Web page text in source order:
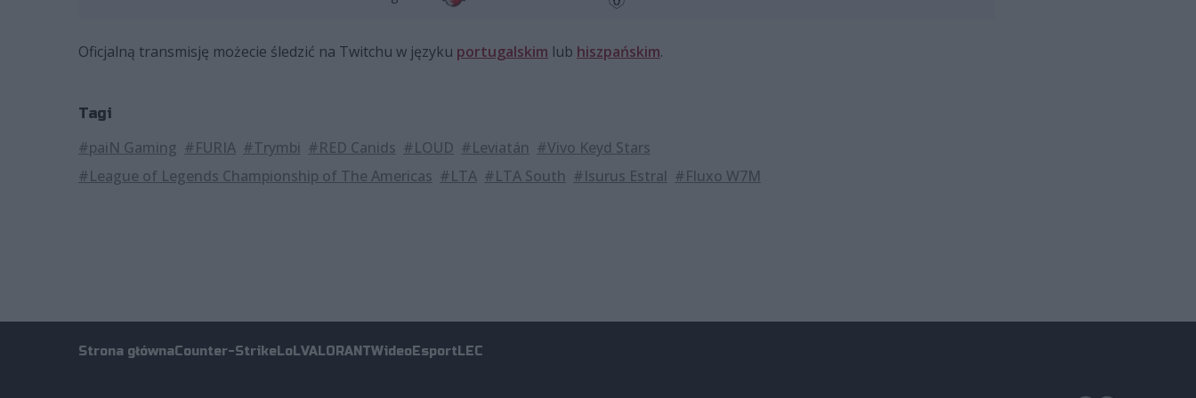
Oficjalną transmisję możecie śledzić na Twitchu w języku portugalskim lub hiszpańskim.
Tagi
#paiN Gaming #FURIA #Trymbi #RED Canids #LOUD #Leviatán #Vivo Keyd Stars
#League of Legends Championship of The Americas #LTA #LTA South #Isurus Estral #Fluxo W7M
Strona głównaCounter-StrikeLoLVALORANTWideoEsportLEC